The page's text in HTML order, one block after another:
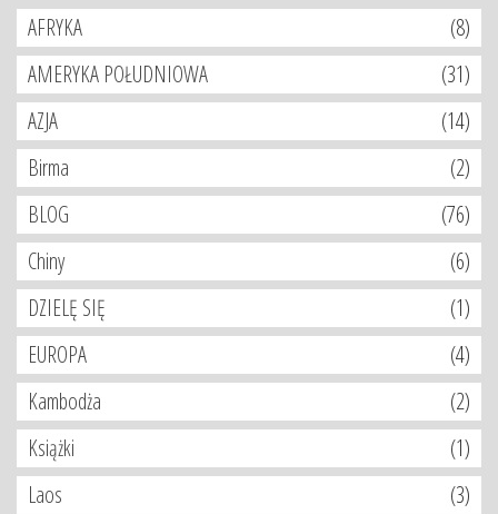
AFRYKA
(8)
AMERYKA POŁUDNIOWA
(31)
AZJA
(14)
Birma
(2)
BLOG
(76)
Chiny
(6)
DZIELĘ SIĘ
(1)
EUROPA
(4)
Kambodża
(2)
Książki
(1)
Laos
(3)